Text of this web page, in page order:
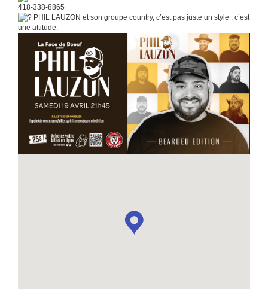
418-338-8865
PHIL LAUZON et son groupe country, c’est pas juste un style : c’est
une attitude.